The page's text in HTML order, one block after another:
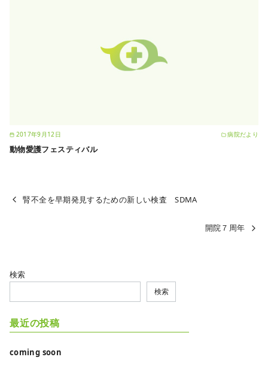
2017年9月12日 病院だより
動物愛護フェスティバル
腎不全を早期発見するための新しい検査 SDMA
開院７周年
検索
検索
最近の投稿
coming soon